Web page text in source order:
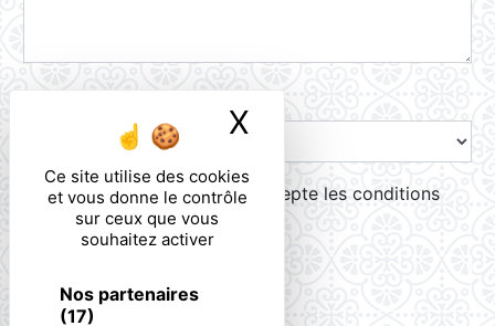
Ce site utilise des cookies
et vous donne le contrôle
sur ceux que vous
souhaitez activer
Nos partenaires
(17)
X Masquer le
En cochant cette case, j'accepte les conditions
particulières ci-dessous **